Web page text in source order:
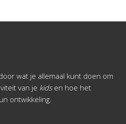
wat je allemaal kunt doen om
van je kidsen hoe het
ontwikkeling.